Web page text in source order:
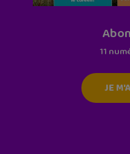
11
JE